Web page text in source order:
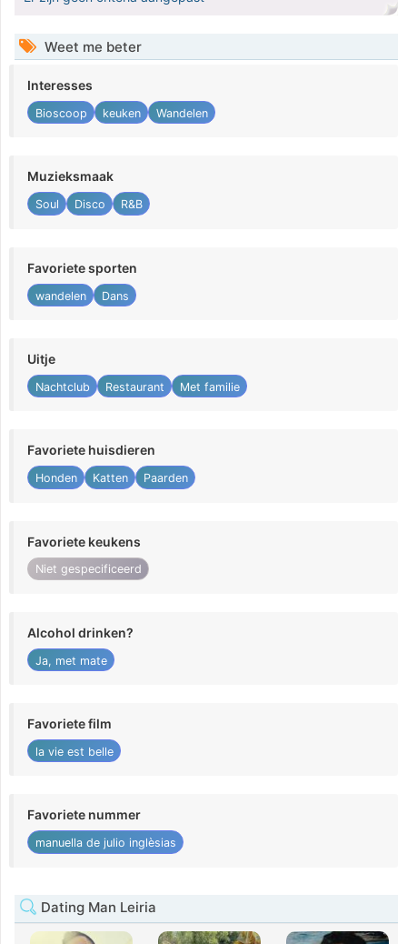
Weet me beter
Interesses
Bioscoop keuken Wandelen
Muzieksmaak
Soul Disco R&B
Favoriete sporten
wandelen Dans
Uitje
Nachtclub Restaurant Met familie
Favoriete huisdieren
Honden Katten Paarden
Favoriete keukens
Niet gespecificeerd
Alcohol drinken?
Ja, met mate
Favoriete film
la vie est belle
Favoriete nummer
manuella de julio inglèsias
Dating Man Leiria